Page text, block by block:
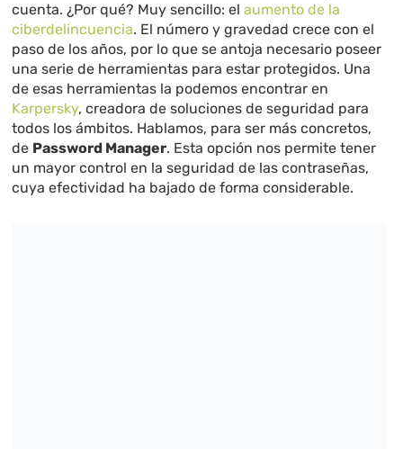
cuenta. ¿Por qué? Muy sencillo: elaumento de la
ciberdelincuencia. El número y gravedad crece con el
paso de los años, por lo que se antoja necesario poseer
una serie de herramientas para estar protegidos. Una
de esas herramientas la podemos encontrar en
Karpersky, creadora de soluciones de seguridad para
todos los ámbitos. Hablamos, para ser más concretos,
de Password Manager. Esta opción nos permite tener
un mayor control en la seguridad de las contraseñas,
cuya efectividad ha bajado de forma considerable.